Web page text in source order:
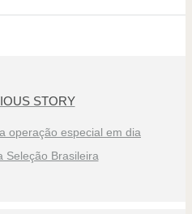
STORY
operação especial em dia
Seleção Brasileira